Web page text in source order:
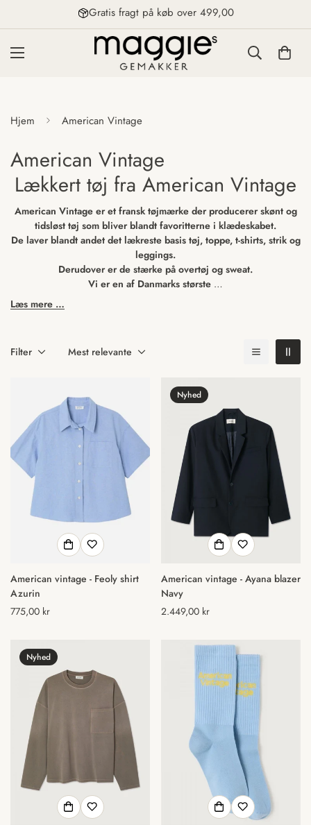
Gratis fragt på køb over 499,00
Hjem American Vintage
American Vintage
Lækkert tøj fra American Vintage
American Vintage er et fransk tøjmærke der producerer skønt og
tidsløst tøj som bliver blandt favoritterne i klædeskabet.
De laver blandt andet det lækreste basis tøj, toppe, t-shirts, strik og
leggings.
Derudover er de stærke på overtøj og sweat.
Vi er en af Danmarks største …
Læs mere …
Filter Mest relevante
American vintage - Feoly shirt
Azurin
Normal
775,00 kr
Nyhed
American vintage - Ayana blazer
Navy
Normal
2.449,00 kr
Nyhed